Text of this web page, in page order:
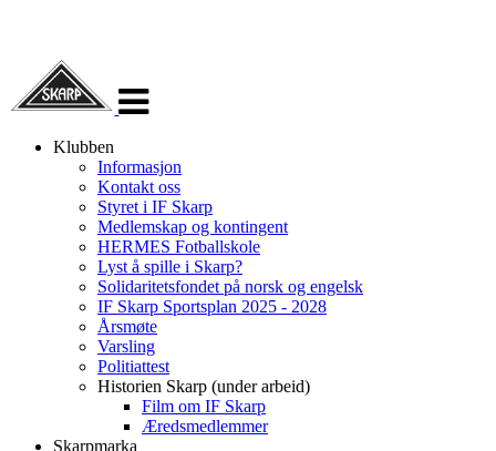
navigasjon
Klubben
Informasjon
Kontakt oss
Styret i IF Skarp
Medlemskap og kontingent
HERMES Fotballskole
Lyst å spille i Skarp?
Solidaritetsfondet på norsk og engelsk
IF Skarp Sportsplan 2025 - 2028
Årsmøte
Varsling
Politiattest
Historien Skarp (under arbeid)
Film om IF Skarp
Æredsmedlemmer
Skarpmarka